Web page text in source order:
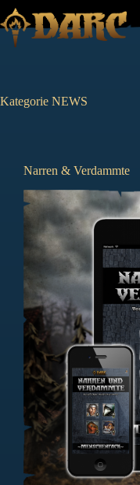
Zum
Inhalt
springen
Kategorie NEWS
Narren & Verdammte